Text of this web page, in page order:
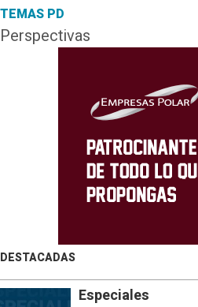
TEMAS PD
Perspectivas
DESTACADAS
Especiales